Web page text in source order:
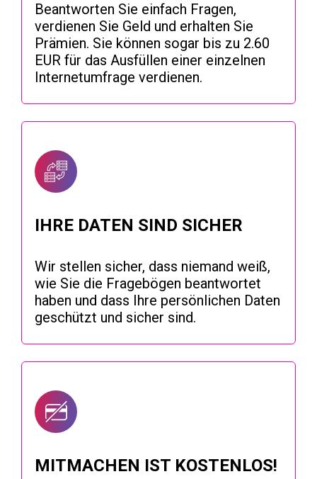
Beantworten Sie einfach Fragen,
verdienen Sie Geld und erhalten Sie
Prämien. Sie können sogar bis zu 2.60
EUR für das Ausfüllen einer einzelnen
Internetumfrage verdienen.
IHRE DATEN SIND SICHER
Wir stellen sicher, dass niemand weiß,
wie Sie die Fragebögen beantwortet
haben und dass Ihre persönlichen Daten
geschützt und sicher sind.
MITMACHEN IST KOSTENLOS!